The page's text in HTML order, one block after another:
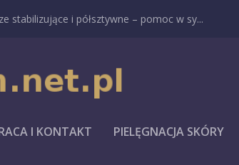
stabilizujące i półsztywne – pomoc w sy...
I KONTAKT PIELĘGNACJA SKÓRY